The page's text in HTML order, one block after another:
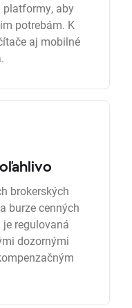
platformy, aby
potrebám. K
aj mobilné
brokerských
burze cenných
regulovaná
dozornými